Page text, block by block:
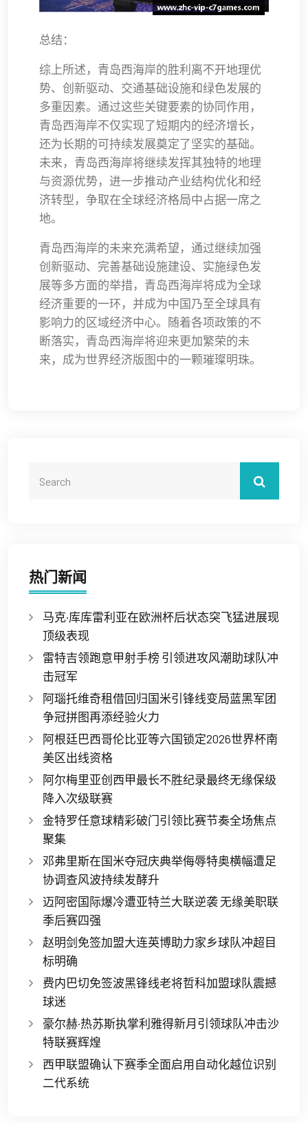
总结：
综上所述，青岛西海岸的胜利离不开地理优
势、创新驱动、交通基础设施和绿色发展的
多重因素。通过这些关键要素的协同作用，
青岛西海岸不仅实现了短期内的经济增长，
还为长期的可持续发展奠定了坚实的基础。
未来，青岛西海岸将继续发挥其独特的地理
与资源优势，进一步推动产业结构优化和经
济转型，争取在全球经济格局中占据一席之
地。
青岛西海岸的未来充满希望，通过继续加强
创新驱动、完善基础设施建设、实施绿色发
展等多方面的举措，青岛西海岸将成为全球
经济重要的一环，并成为中国乃至全球具有
影响力的区域经济中心。随着各项政策的不
断落实，青岛西海岸将迎来更加繁荣的未
来，成为世界经济版图中的一颗璀璨明珠。
热门新闻
马克·库库雷利亚在欧洲杯后状态突飞猛进展现
顶级表现
雷特吉领跑意甲射手榜 引领进攻风潮助球队冲
击冠军
阿瑙托维奇租借回归国米引锋线变局蓝黑军团
争冠拼图再添经验火力
阿根廷巴西哥伦比亚等六国锁定2026世界杯南
美区出线资格
阿尔梅里亚创西甲最长不胜纪录最终无缘保级
降入次级联赛
金特罗任意球精彩破门引领比赛节奏全场焦点
聚集
邓弗里斯在国米夺冠庆典举侮辱特奥横幅遭足
协调查风波持续发酵升
迈阿密国际爆冷遭亚特兰大联逆袭 无缘美职联
季后赛四强
赵明剑免签加盟大连英博助力家乡球队冲超目
标明确
费内巴切免签波黑锋线老将哲科加盟球队震撼
球迷
豪尔赫·热苏斯执掌利雅得新月引领球队冲击沙
特联赛辉煌
西甲联盟确认下赛季全面启用自动化越位识别
二代系统